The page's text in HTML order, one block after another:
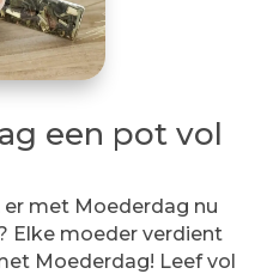
een pot vol
met Moederdag nu
Elke moeder verdient
Moederdag! Leef vol